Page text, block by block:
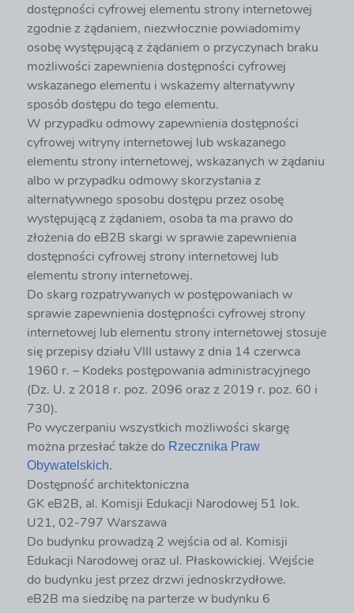
dostępności cyfrowej elementu strony internetowej
zgodnie z żądaniem, niezwłocznie powiadomimy
osobę występującą z żądaniem o przyczynach braku
możliwości zapewnienia dostępności cyfrowej
wskazanego elementu i wskażemy alternatywny
sposób dostępu do tego elementu.
W przypadku odmowy zapewnienia dostępności
cyfrowej witryny internetowej lub wskazanego
elementu strony internetowej, wskazanych w żądaniu
albo w przypadku odmowy skorzystania z
alternatywnego sposobu dostępu przez osobę
występującą z żądaniem, osoba ta ma prawo do
złożenia do eB2B skargi w sprawie zapewnienia
dostępności cyfrowej strony internetowej lub
elementu strony internetowej.
Do skarg rozpatrywanych w postępowaniach w
sprawie zapewnienia dostępności cyfrowej strony
internetowej lub elementu strony internetowej stosuje
się przepisy działu VIII ustawy z dnia 14 czerwca
1960 r. – Kodeks postępowania administracyjnego
(Dz. U. z 2018 r. poz. 2096 oraz z 2019 r. poz. 60 i
730).
Po wyczerpaniu wszystkich możliwości skargę
można przesłać także do Rzecznika Praw
Obywatelskich.
Dostępność architektoniczna
GK eB2B, al. Komisji Edukacji Narodowej 51 lok.
U21, 02-797 Warszawa
Do budynku prowadzą 2 wejścia od al. Komisji
Edukacji Narodowej oraz ul. Płaskowickiej. Wejście
do budynku jest przez drzwi jednoskrzydłowe.
eB2B ma siedzibę na parterze w budynku 6